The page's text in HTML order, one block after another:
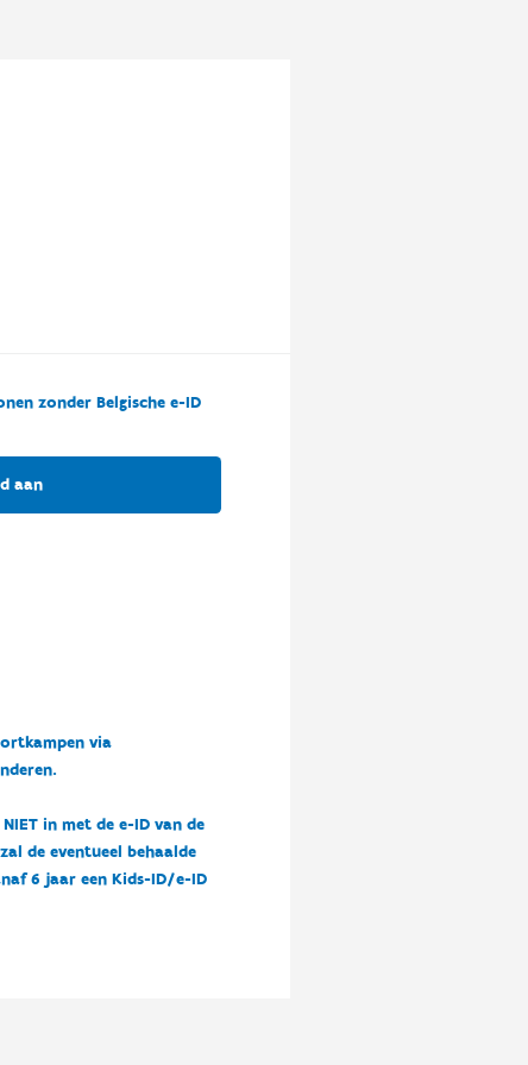
zonder Belgische e-ID
aan
via
in met de e-ID van de
de eventueel behaalde
6 jaar een Kids-ID/e-ID